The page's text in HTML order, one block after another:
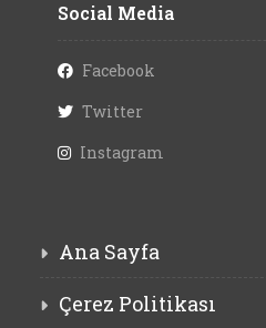
Social Media
Facebook
Twitter
Instagram
Ana Sayfa
Çerez Politikası